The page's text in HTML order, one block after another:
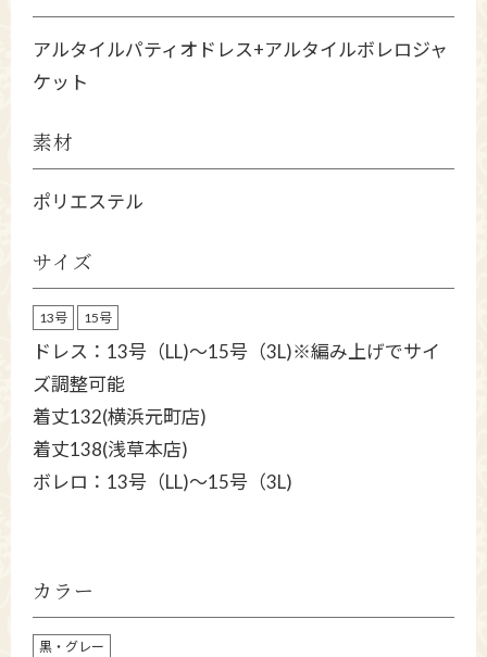
アルタイルパティオドレス+アルタイルボレロジャ
ケット
素材
ポリエステル
サイズ
13号 15号
ドレス：13号（LL)～15号（3L)※編み上げでサイ
ズ調整可能
着丈132(横浜元町店)
着丈138(浅草本店)
ボレロ：13号（LL)～15号（3L)
カラー
黒・グレー